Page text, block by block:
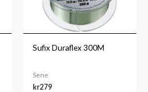
Sufix Duraflex 300M
Sene
kr279